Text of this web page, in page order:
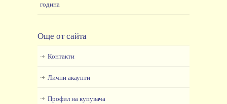
година
Още от сайта
Контакти
Лични акаунти
Профил на купувача